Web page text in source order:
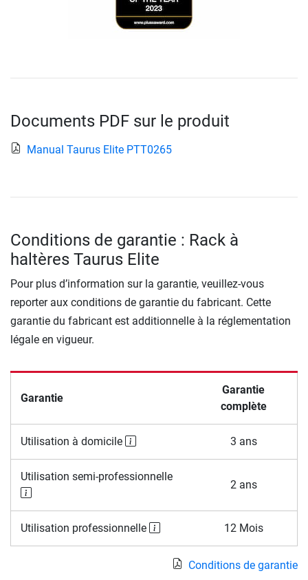
Documents PDF sur le produit
Manual Taurus Elite PTT0265
Conditions de garantie : Rack à
haltères Taurus Elite
Pour plus d’information sur la garantie, veuillez-vous
reporter aux conditions de garantie du fabricant. Cette
garantie du fabricant est additionnelle à la réglementation
légale en vigueur.
Garantie
Garantie
complète
Utilisation à domicile 3 ans
Utilisation semi-professionnelle
2 ans
Utilisation professionnelle 12 Mois
Conditions de garantie